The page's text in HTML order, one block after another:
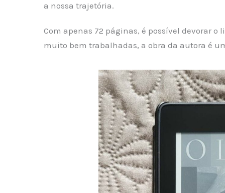
a nossa trajetória.
Com apenas 72 páginas, é possível devorar
muito bem trabalhadas, a obra da autora é